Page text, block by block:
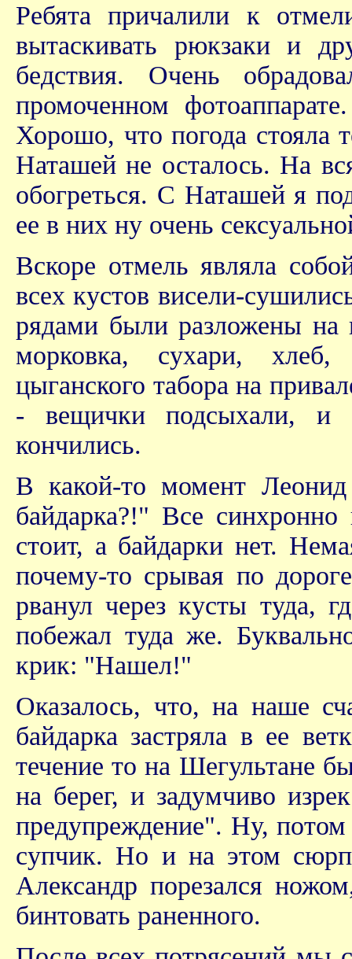
Ребята причалили к
вытаскивать рюкзаки и
бедствия. Очень
промоченном
Хорошо, что погода стояла
Наташей не осталось. На
обогреться. С Наташей я
ее в них ну очень
Вскоре отмель являла
всех кустов висели-
рядами были разложены на
морковка, сухари,
цыганского табора на
- вещички подсыхали, и
кончились.
В какой-то момент
байдарка?!" Все
стоит, а байдарки нет.
почему-то срывая по
рванул через кусты туда,
побежал туда же.
крик: "Нашел!"
Оказалось, что, на наше
байдарка застряла в ее
течение то на Шегультане
на берег, и задумчиво
предупреждение". Ну, потом
супчик. Но и на этом
Александр порезался
бинтовать раненного.